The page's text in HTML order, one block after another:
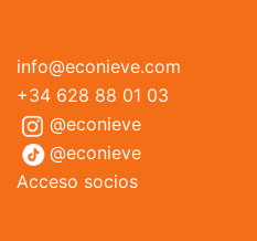
info@econieve.com
+34 628 88 01 03
@econieve
@econieve
Acceso socios